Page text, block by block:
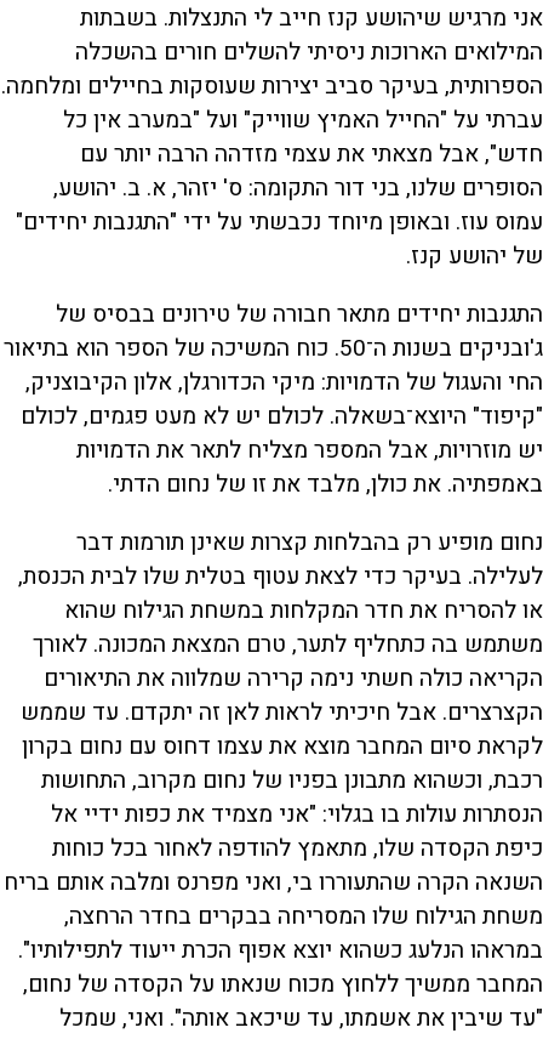
אני מרגיש שיהושע קנז חייב לי התנצלות. בשבתות
המילואים הארוכות ניסיתי להשלים חורים בהשכלה
הספרותית, בעיקר סביב יצירות שעוסקות בחיילים ומלחמה.
עברתי על "החייל האמיץ שווייק" ועל "במערב אין כל
חדש", אבל מצאתי את עצמי מזדהה הרבה יותר עם
הסופרים שלנו, בני דור התקומה: ס' יזהר, א. ב. יהושע,
עמוס עוז. ובאופן מיוחד נכבשתי על ידי "התגנבות יחידים"
של יהושע קנז.
התגנבות יחידים מתאר חבורה של טירונים בבסיס של
ג'ובניקים בשנות ה־50. כוח המשיכה של הספר הוא בתיאור
החי והעגול של הדמויות: מיקי הכדורגלן, אלון הקיבוצניק,
"קיפוד" היוצא־בשאלה. לכולם יש לא מעט פגמים, לכולם
יש מוזרויות, אבל המספר מצליח לתאר את הדמויות
באמפתיה. את כולן, מלבד את זו של נחום הדתי.
נחום מופיע רק בהבלחות קצרות שאינן תורמות דבר
לעלילה. בעיקר כדי לצאת עטוף בטלית שלו לבית הכנסת,
או להסריח את חדר המקלחות במשחת הגילוח שהוא
משתמש בה כתחליף לתער, טרם המצאת המכונה. לאורך
הקריאה כולה חשתי נימה קרירה שמלווה את התיאורים
הקצרצרים. אבל חיכיתי לראות לאן זה יתקדם. עד שממש
לקראת סיום המחבר מוצא את עצמו דחוס עם נחום בקרון
רכבת, וכשהוא מתבונן בפניו של נחום מקרוב, התחושות
הנסתרות עולות בו בגלוי: "אני מצמיד את כפות ידיי אל
כיפת הקסדה שלו, מתאמץ להודפה לאחור בכל כוחות
השנאה הקרה שהתעוררו בי, ואני מפרנס ומלבה אותם בריח
משחת הגילוח שלו המסריחה בבקרים בחדר הרחצה,
במראהו הנלעג כשהוא יוצא אפוף הכרת ייעוד לתפילותיו".
המחבר ממשיך ללחוץ מכוח שנאתו על הקסדה של נחום,
"עד שיבין את אשמתו, עד שיכאב אותה". ואני, שמכל